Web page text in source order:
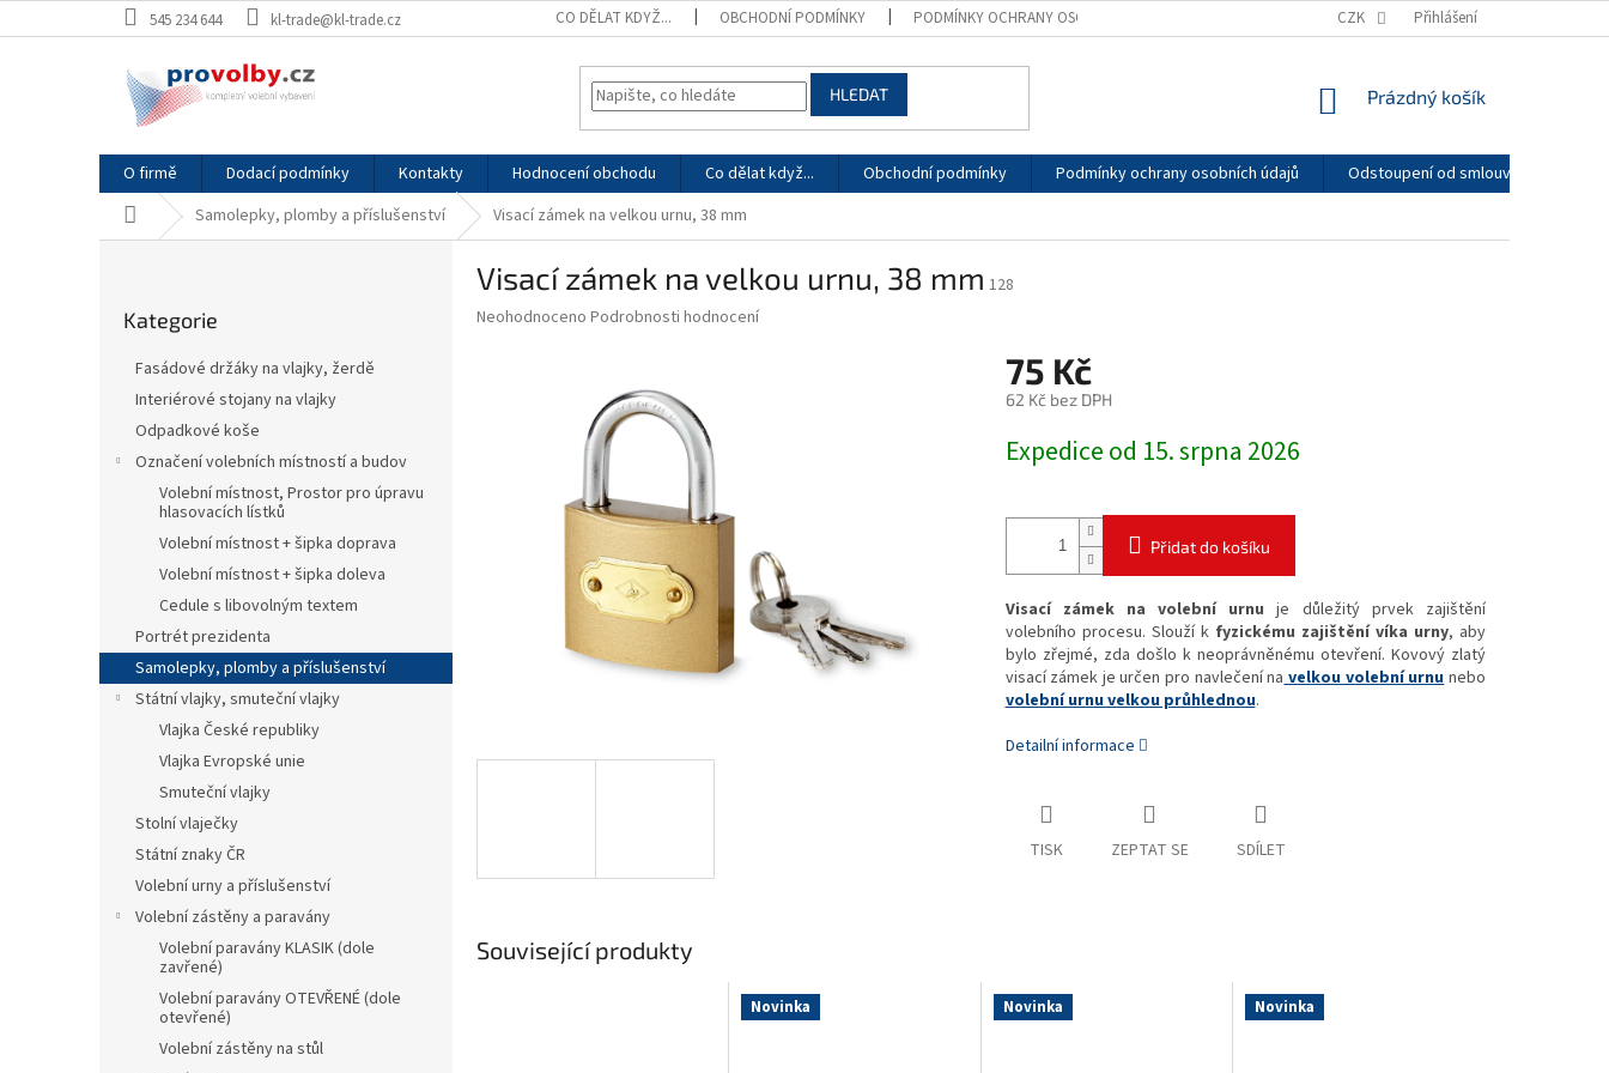
na
545 234 644 kl-trade@kl-trade.cz CO DĚLAT KDYŽ... OBCHODNÍ PODMÍNKY PODMÍNKY OCHRANY OSOBNÍCH ÚDAJŮ SOUBORY COOKIES MOJE OBJEDNÁVKA
CZK Přihlášení
HLEDAT
NÁKUPNÍ
Prázdný košík
O firmě Dodací podmínky Kontakty Hodnocení obchodu Co dělat když... Obchodní podmínky Podmínky ochrany osobních údajů
Odstoupení od smlouvy, podmínky
Domů Samolepky, plomby a příslušenství Visací zámek na velkou urnu, 38 mm
kategorie
Kategorie
Fasádové držáky na vlajky, žerdě
Interiérové stojany na vlajky
Odpadkové koše
Označení volebních místností a budov
Volební místnost, Prostor pro úpravu
hlasovacích lístků
Volební místnost + šipka doprava
Volební místnost + šipka doleva
Cedule s libovolným textem
Portrét prezidenta
Samolepky, plomby a příslušenství
Státní vlajky, smuteční vlajky
Vlajka České republiky
Vlajka Evropské unie
Smuteční vlajky
Stolní vlaječky
Státní znaky ČR
Volební urny a příslušenství
Volební zástěny a paravány
Volební paravány KLASIK (dole
zavřené)
Volební paravány OTEVŘENÉ (dole
otevřené)
Volební zástěny na stůl
Visací zámek na velkou urnu, 38 mm 128
Průměrné
Neohodnoceno Podrobnosti hodnocení
75 Kč
62 Kč bez DPH
cena:
Expedice od 15. srpna 2026
Přidat do košíku
Visací zámek na volební urnu je důležitý prvek zajištění
volebního procesu. Slouží k fyzickému zajištění víka urny, aby
bylo zřejmé, zda došlo k neoprávněnému otevření. Kovový zlatý
visací zámek je určen pro navlečení navelkou volební urnunebo
volební urnu velkou průhlednou.
Detailní informace
TISK ZEPTAT SE SDÍLET
Související produkty
Novinka Novinka Novinka